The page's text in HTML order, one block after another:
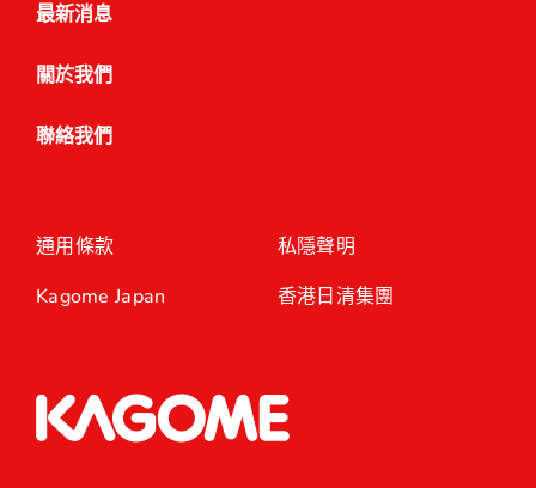
最新消息
關於我們
聯絡我們
通用條款
Kagome Japan
私隱聲明
香港日清集團